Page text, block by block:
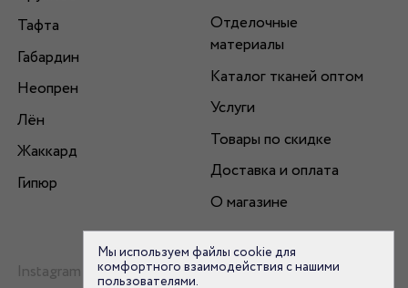
Тафта
Габардин
Неопрен
Лён
Жаккард
Гипюр
Отделочные
материалы
Каталог тканей оптом
Услуги
Товары по скидке
Доставка и оплата
О магазине
Instagram
Мы используем файлы cookie для
комфортного взаимодействия с нашими
пользователями.